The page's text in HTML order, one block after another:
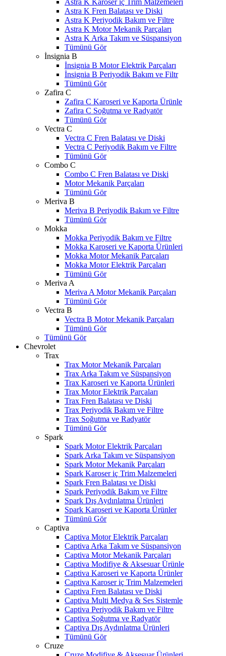
Astra K Karoser iç Trim Malzemeleri
Astra K Fren Balatası ve Diski
Astra K Periyodik Bakım ve Filtre
Astra K Motor Mekanik Parçaları
Astra K Arka Takım ve Süspansiyon
Tümünü Gör
İnsignia B
İnsignia B Motor Elektrik Parçaları
İnsignia B Periyodik Bakım ve Filtr
Tümünü Gör
Zafira C
Zafira C Karoseri ve Kaporta Ürünle
Zafira C Soğutma ve Radyatör
Tümünü Gör
Vectra C
Vectra C Fren Balatası ve Diski
Vectra C Periyodik Bakım ve Filtre
Tümünü Gör
Combo C
Combo C Fren Balatası ve Diski
Motor Mekanik Parçaları
Tümünü Gör
Meriva B
Meriva B Periyodik Bakım ve Filtre
Tümünü Gör
Mokka
Mokka Periyodik Bakım ve Filtre
Mokka Karoseri ve Kaporta Ürünleri
Mokka Motor Mekanik Parçaları
Mokka Motor Elektrik Parçaları
Tümünü Gör
Meriva A
Meriva A Motor Mekanik Parçaları
Tümünü Gör
Vectra B
Vectra B Motor Mekanik Parçaları
Tümünü Gör
Tümünü Gör
Chevrolet
Trax
Trax Motor Mekanik Parçaları
Trax Arka Takım ve Süspansiyon
Trax Karoseri ve Kaporta Ürünleri
Trax Motor Elektrik Parçaları
Trax Fren Balatası ve Diski
Trax Periyodik Bakım ve Filtre
Trax Soğutma ve Radyatör
Tümünü Gör
Spark
Spark Motor Elektrik Parçaları
Spark Arka Takım ve Süspansiyon
Spark Motor Mekanik Parçaları
Spark Karoser iç Trim Malzemeleri
Spark Fren Balatası ve Diski
Spark Periyodik Bakım ve Filtre
Spark Dış Aydınlatma Ürünleri
Spark Karoseri ve Kaporta Ürünler
Tümünü Gör
Captiva
Captiva Motor Elektrik Parçaları
Captiva Arka Takım ve Süspansiyon
Captiva Motor Mekanik Parçaları
Captiva Modifiye & Aksesuar Ürünle
Captiva Karoseri ve Kaporta Ürünler
Captiva Karoser iç Trim Malzemeleri
Captiva Fren Balatası ve Diski
Captiva Multi Medya & Ses Sistemle
Captiva Periyodik Bakım ve Filtre
Captiva Soğutma ve Radyatör
Captiva Dış Aydınlatma Ürünleri
Tümünü Gör
Cruze